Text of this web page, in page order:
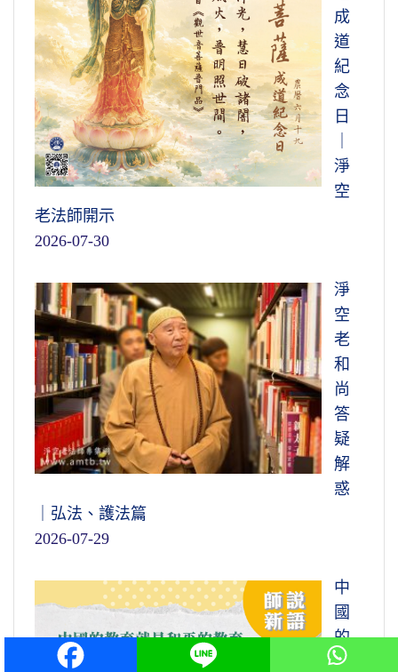
成
道
紀
念
日
淨
空
老法師開示
2026-07-30
淨
空
老
和
尚
答
疑
解
惑
｜弘法、護法篇
2026-07-29
中
國
的
教